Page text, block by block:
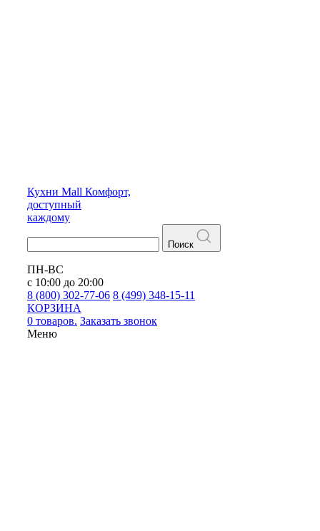
Кухни Mall Комфорт,
доступный
каждому
Поиск
ПН-ВС
с 10:00 до 20:00
8 (800) 302-77-06 8 (499) 348-15-11
КОРЗИНА
0 товаров. Заказать звонок
Меню